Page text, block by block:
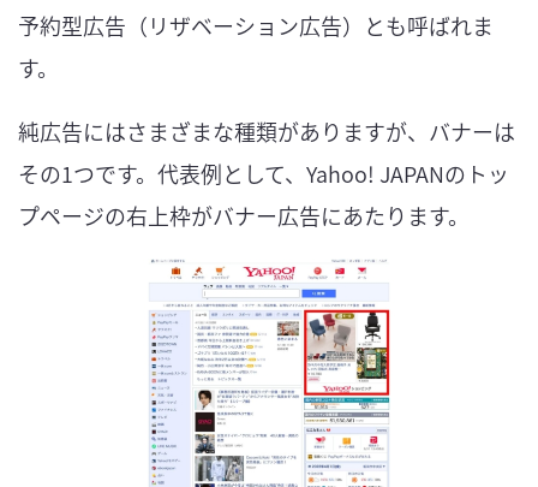
予約型広告（リザベーション広告）とも呼ばれま
す。
純広告にはさまざまな種類がありますが、バナーは
その1つです。代表例として、Yahoo! JAPANのトッ
プページの右上枠がバナー広告にあたります。